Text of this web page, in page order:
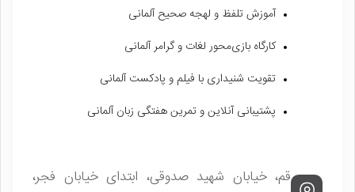
آموزش تلفظ و لهجه صحیح آلمانی
کارگاه بازی‌محور لغات و گرامر آلمانی
تقویت شنیداری با فیلم و پادکست آلمانی
پشتیبانی آنلاین و تمرین هفتگی زبان آلمانی
قم، خیابان شهید صدوقی، ابتدای خیابان فجر،